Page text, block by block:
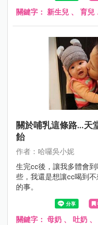
關鍵字： 新生兒 、 育兒
關於哺乳這條路…天
飴
作者：哈囉吳小妮
生完cc後，讓我多體會
些，我還是想讓cc喝到
的事。
關鍵字： 母奶 、 吐奶 、